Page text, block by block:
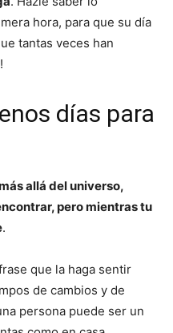
hora, para que su día
tantas veces han
días para
allá del universo,
pero mientras tu
.
que la haga sentir
de cambios y de
persona puede ser un